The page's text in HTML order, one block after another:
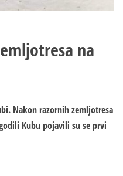
na
Nakon razornih zemljotresa
Kubu pojavili su se prvi